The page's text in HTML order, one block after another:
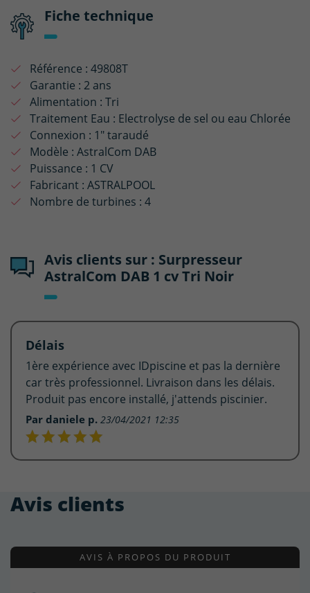
Fiche technique
Référence : 49808T
Garantie : 2 ans
Alimentation : Tri
Traitement Eau : Electrolyse de sel ou eau Chlorée
Connexion : 1" taraudé
Modèle : AstralCom DAB
Puissance : 1 CV
Fabricant : ASTRALPOOL
Nombre de turbines : 4
Avis clients sur : Surpresseur
AstralCom DAB 1 cv Tri Noir
Délais
1ère expérience avec IDpiscine et pas la dernière
car très professionnel. Livraison dans les délais.
Produit pas encore installé, j'attends piscinier.
Par daniele p. 23/04/2021 12:35
Avis clients
AVIS À PROPOS DU PRODUIT